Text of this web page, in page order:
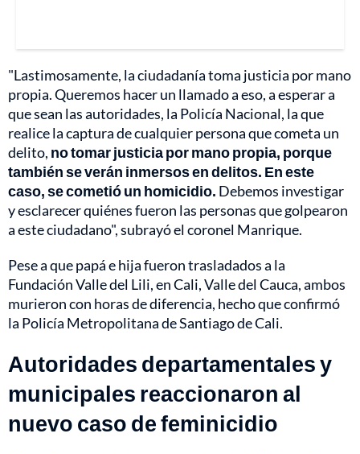
"Lastimosamente, la ciudadanía toma justicia por mano
propia. Queremos hacer un llamado a eso, a esperar a
que sean las autoridades, la Policía Nacional, la que
realice la captura de cualquier persona que cometa un
delito, no tomar justicia por mano propia, porque
también se verán inmersos en delitos. En este
caso, se cometió un homicidio. Debemos investigar
y esclarecer quiénes fueron las personas que golpearon
a este ciudadano", subrayó el coronel Manrique.
Pese a que papá e hija fueron trasladados a la
Fundación Valle del Lili, en Cali, Valle del Cauca, ambos
murieron con horas de diferencia, hecho que confirmó
la Policía Metropolitana de Santiago de Cali.
Autoridades departamentales y
municipales reaccionaron al
nuevo caso de feminicidio